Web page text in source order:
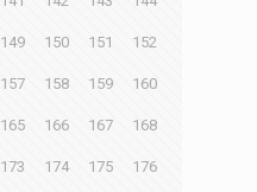
149 150 151 152
157 158 159 160
165 166 167 168
173 174 175 176